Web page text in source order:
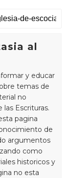
al
y educar
temas de
no
las Escrituras.
pagina
de
argumentos
como
historicos y
no esta